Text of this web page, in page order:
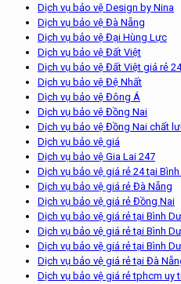
Dịch vụ bảo vệ Design by Nina
Dịch vụ bảo vệ Đà Nẵng
Dịch vụ bảo vệ Đại Hùng Lực
Dịch vụ bảo vệ Đất Việt
Dịch vụ bảo vệ Đất Việt giá rẻ 24
Dịch vụ bảo vệ Đệ Nhất
Dịch vụ bảo vệ Đông Á
Dịch vụ bảo vệ Đồng Nai
Dịch vụ bảo vệ Đồng Nai chất
Dịch vụ bảo vệ giá
Dịch vụ bảo vệ Gia Lai 247
Dịch vụ bảo vệ giá rẻ 24 tại
Dịch vụ bảo vệ giá rẻ Đà Nẵng
Dịch vụ bảo vệ giá rẻ Đồng Nai
Dịch vụ bảo vệ giá rẻ tại Bình
Dịch vụ bảo vệ giá rẻ tại Bình
Dịch vụ bảo vệ giá rẻ tại Bình
Dịch vụ bảo vệ giá rẻ tại Đà
Dịch vụ bảo vệ giá rẻ tphcm uy